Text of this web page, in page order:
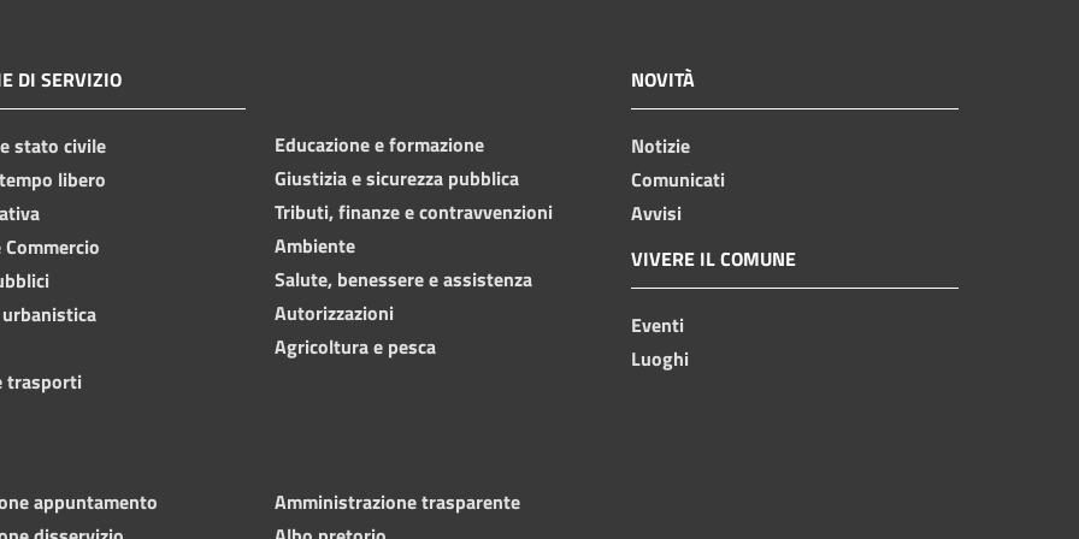
DI SERVIZIO
stato civile
libero
trasporti
Educazione e formazione
Giustizia e sicurezza pubblica
Tributi, finanze e contravvenzioni
Ambiente
Salute, benessere e assistenza
Autorizzazioni
Agricoltura e pesca
NOVITÀ
Notizie
Comunicati
Avvisi
VIVERE IL COMUNE
Eventi
Luoghi
appuntamento
Amministrazione trasparente